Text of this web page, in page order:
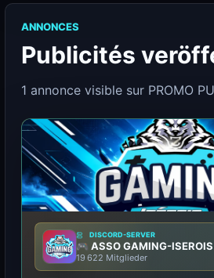
ANNONCES
Publicités
1 annonce visible sur PROMO
DISCORD-SERVER
🎮 ASSO GAMING-
19 622 Mitglieder